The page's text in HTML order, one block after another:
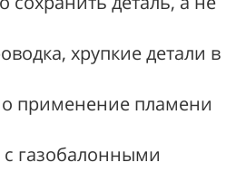
хрупкие детали в
применение пламени
газобалонными